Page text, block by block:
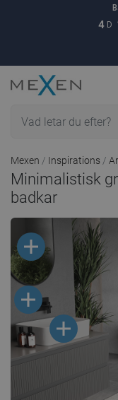
4 D
Mexen Inspirations
Minimalistisk
badkar